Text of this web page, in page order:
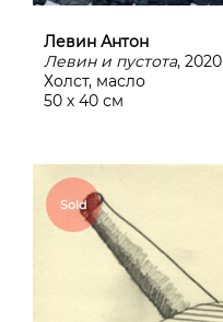
Левин Антон
Левин и пустота, 2020
Холст, масло
50 х 40 см
Sold